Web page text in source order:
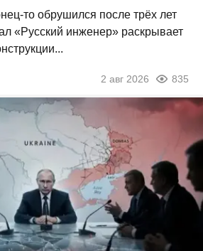
то обрушился после трёх лет
«Русский инженер» раскрывает
2 авг 2026 835